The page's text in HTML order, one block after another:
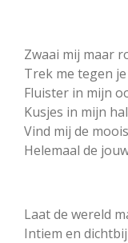
Zwaai mij maar
Trek me tegen
Fluister in mijn
Kusjes in mijn
Vind mij de
Helemaal de
Laat de wereld
Intiem en dichtbij